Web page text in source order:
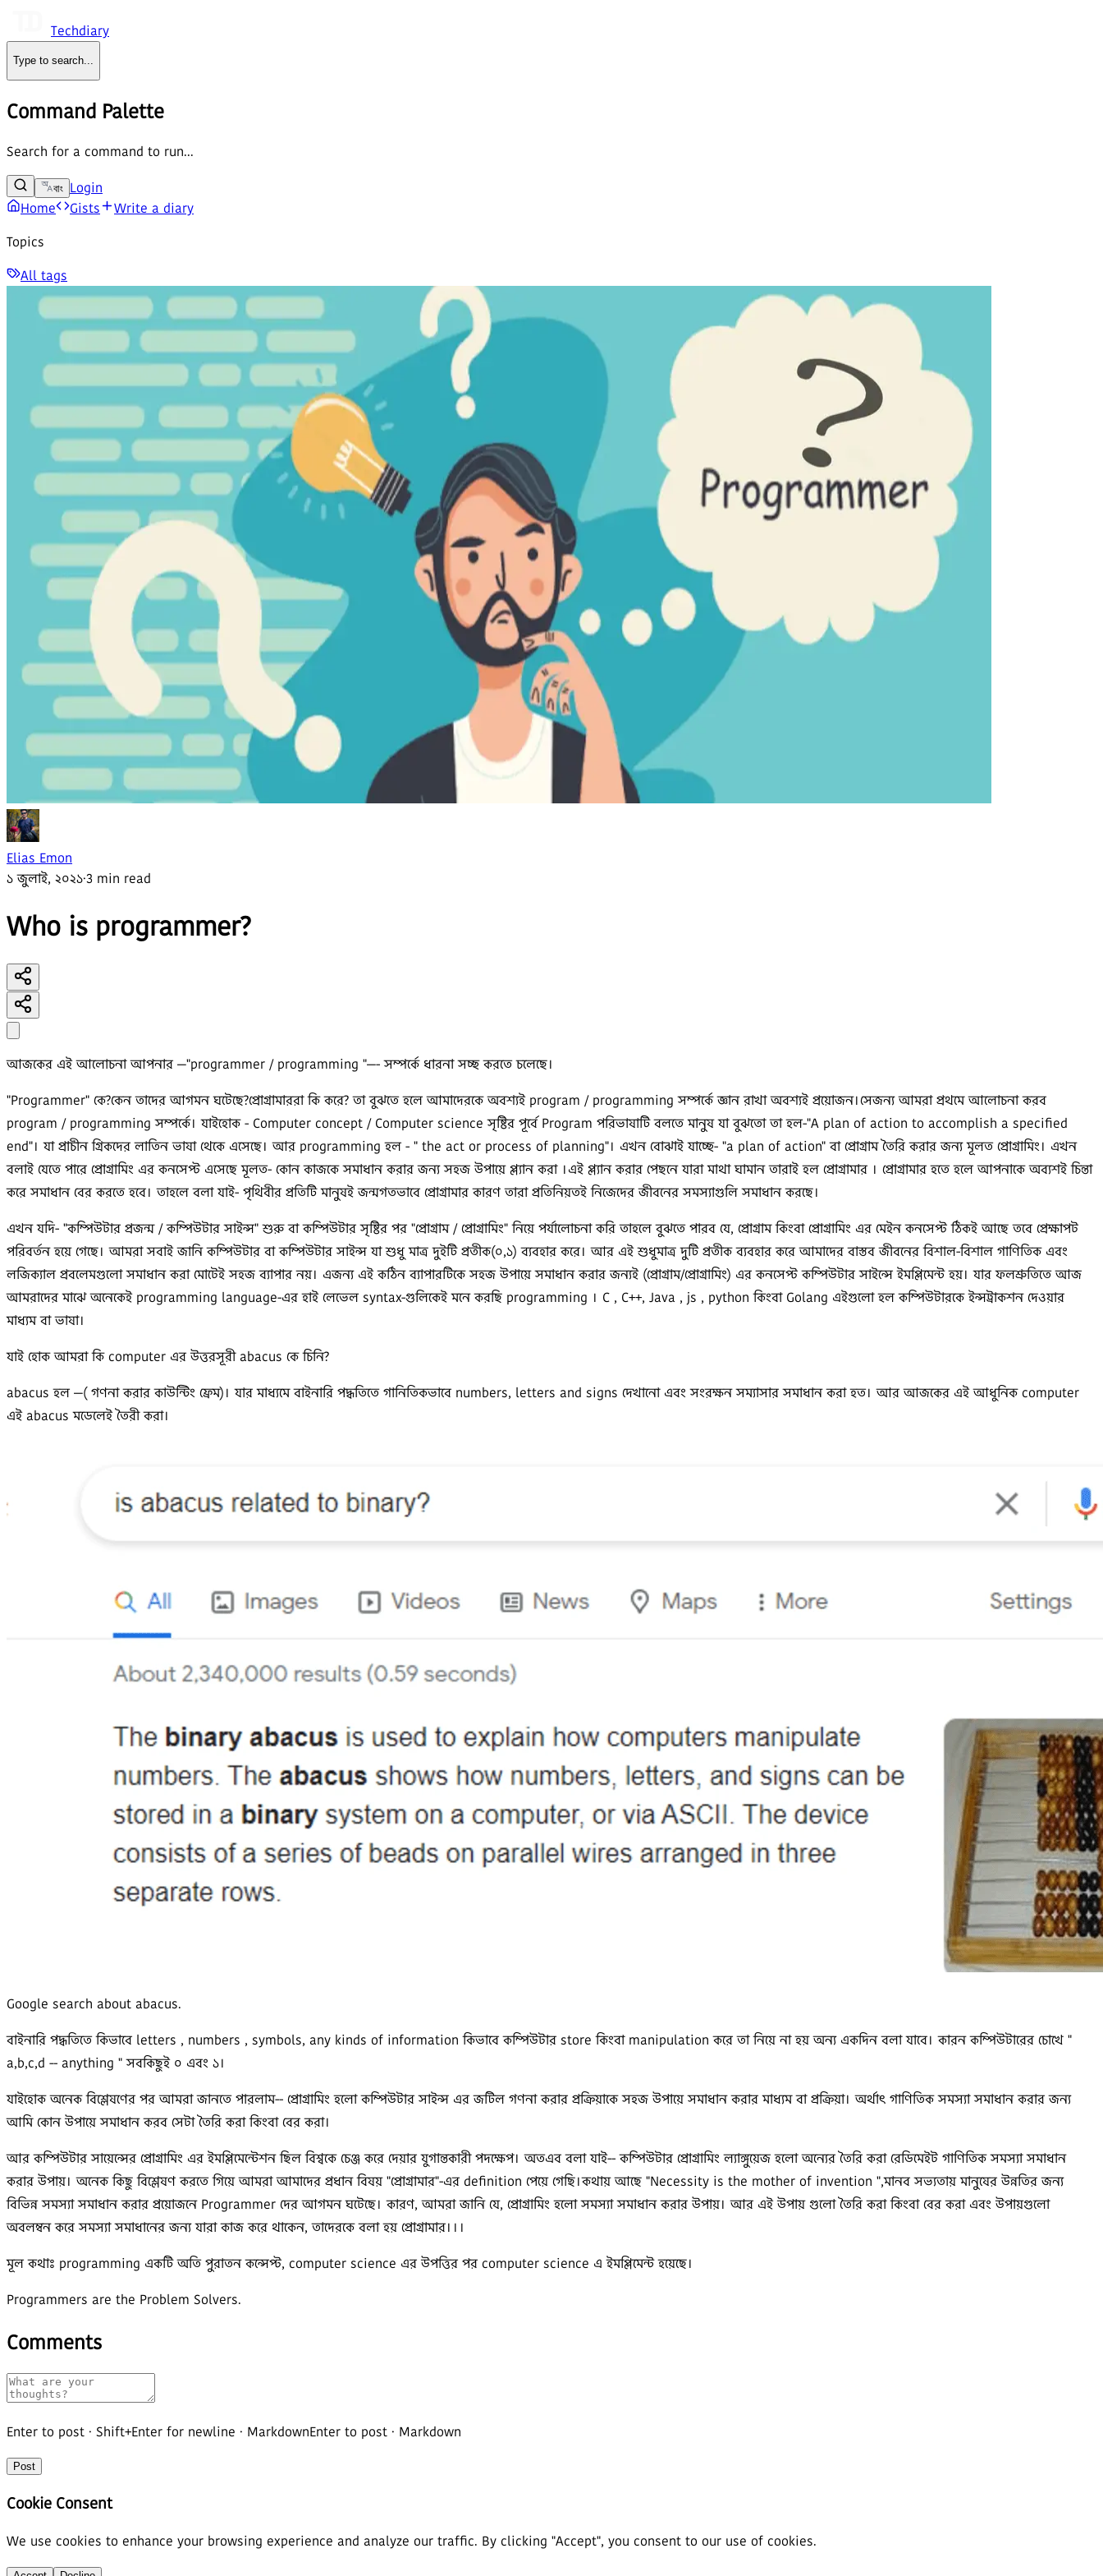
Techdiary
Type to search...
Command Palette
Search for a command to run...
বাং Login
Home
Gists
Write a diary
Topics
All tags
Elias Emon
১ জুলাই, ২০২১·3 min read
Who is programmer?
আজকের এই আলোচনা আপনার —"programmer / programming "—- সম্পর্কে ধারনা সচ্ছ করতে চলেছে।
"Programmer" কে?কেন তাদের আগমন ঘটেছে?প্রোগ্রামাররা কি করে? তা বুঝতে হলে আমাদেরকে অবশ্যই program / programming সম্পর্কে জ্ঞান রাখা অবশ্যই প্রয়োজন।সেজন্য আমরা প্রথমে আলোচনা করব
program / programming সম্পর্কে। যাইহোক - Computer concept / Computer science সৃষ্টির পূর্বে Program পরিভাষাটি বলতে মানুষ যা বুঝতো তা হল-"A plan of action to accomplish a specified
end"। যা প্রাচীন গ্রিকদের লাতিন ভাষা থেকে এসেছে। আর programming হল - " the act or process of planning"। এখন বোঝাই যাচ্ছে- "a plan of action" বা প্রোগ্রাম তৈরি করার জন্য মূলত প্রোগ্রামিং। এখন
বলাই যেতে পারে প্রোগ্রামিং এর কনসেপ্ট এসেছে মূলত- কোন কাজকে সমাধান করার জন্য সহজ উপায়ে প্ল্যান করা ।এই প্ল্যান করার পেছনে যারা মাথা ঘামান তারাই হল প্রোগ্রামার । প্রোগ্রামার হতে হলে আপনাকে অব্যশই চিন্তা
করে সমাধান বের করতে হবে। তাহলে বলা যাই- পৃথিবীর প্রতিটি মানুষই জন্মগতভাবে প্রোগ্রামার কারণ তারা প্রতিনিয়তই নিজেদের জীবনের সমস্যাগুলি সমাধান করছে।
এখন যদি- "কম্পিউটার প্রজন্ম / কম্পিউটার সাইন্স" শুরু বা কম্পিউটার সৃষ্টির পর "প্রোগ্রাম / প্রোগ্রামিং" নিয়ে পর্যালোচনা করি তাহলে বুঝতে পারব যে, প্রোগ্রাম কিংবা প্রোগ্রামিং এর মেইন কনসেপ্ট ঠিকই আছে তবে প্রেক্ষাপট
পরিবর্তন হয়ে গেছে। আমরা সবাই জানি কম্পিউটার বা কম্পিউটার সাইন্স যা শুধু মাত্র দুইটি প্রতীক(০,১) ব্যবহার করে। আর এই শুধুমাত্র দুটি প্রতীক ব্যবহার করে আমাদের বাস্তব জীবনের বিশাল-বিশাল গাণিতিক এবং
লজিক্যাল প্রবলেমগুলো সমাধান করা মোটেই সহজ ব্যাপার নয়। এজন্য এই কঠিন ব্যাপারটিকে সহজ উপায়ে সমাধান করার জন্যই (প্রোগ্রাম/প্রোগ্রামিং) এর কনসেপ্ট কম্পিউটার সাইন্সে ইমপ্লিমেন্ট হয়। যার ফলশ্রুতিতে আজ
আমরাদের মাঝে অনেকেই programming language-এর হাই লেভেল syntax-গুলিকেই মনে করছি programming । C , C++, Java , js , python কিংবা Golang এইগুলো হল কম্পিউটারকে ইন্সট্রাকশন দেওয়ার
মাধ্যম বা ভাষা।
যাই হোক আমরা কি computer এর উত্তরসূরী abacus কে চিনি?
abacus হল —( গণনা করার কাউন্টিং ফ্রেম)। যার মাধ্যমে বাইনারি পদ্ধতিতে গানিতিকভাবে numbers, letters and signs দেখানো এবং সংরক্ষন সম্যাসার সমাধান করা হত। আর আজকের এই আধুনিক computer
এই abacus মডেলেই তৈরী করা।
Google search about abacus.
বাইনারি পদ্ধতিতে কিভাবে letters , numbers , symbols, any kinds of information কিভাবে কম্পিউটার store কিংবা manipulation করে তা নিয়ে না হয় অন্য একদিন বলা যাবে। কারন কম্পিউটারের চোখে "
a,b,c,d -- anything " সবকিছুই ০ এবং ১।
যাইহোক অনেক বিশ্লেষণের পর আমরা জানতে পারলাম-- প্রোগ্রামিং হলো কম্পিউটার সাইন্স এর জটিল গণনা করার প্রক্রিয়াকে সহজ উপায়ে সমাধান করার মাধ্যম বা প্রক্রিয়া। অর্থাৎ গাণিতিক সমস্যা সমাধান করার জন্য
আমি কোন উপায়ে সমাধান করব সেটা তৈরি করা কিংবা বের করা।
আর কম্পিউটার সায়েন্সের প্রোগ্রামিং এর ইমপ্লিমেন্টেশন ছিল বিশ্বকে চেঞ্জ করে দেয়ার যুগান্তকারী পদক্ষেপ। অতএব বলা যাই-- কম্পিউটার প্রোগ্রামিং ল্যাঙ্গুয়েজ হলো অন্যের তৈরি করা রেডিমেইট গাণিতিক সমস্যা সমাধান
করার উপায়। অনেক কিছু বিশ্লেষণ করতে গিয়ে আমরা আমাদের প্রধান বিষয় "প্রোগ্রামার"-এর definition পেয়ে গেছি।কথায় আছে "Necessity is the mother of invention ",মানব সভ্যতায় মানুষের উন্নতির জন্য
বিভিন্ন সমস্যা সমাধান করার প্রয়োজনে Programmer দের আগমন ঘটেছে। কারণ, আমরা জানি যে, প্রোগ্রামিং হলো সমস্যা সমাধান করার উপায়। আর এই উপায় গুলো তৈরি করা কিংবা বের করা এবং উপায়গুলো
অবলম্বন করে সমস্যা সমাধানের জন্য যারা কাজ করে থাকেন, তাদেরকে বলা হয় প্রোগ্রামার।।।
মূল কথাঃ programming একটি অতি পুরাতন কন্সেপ্ট, computer science এর উপত্তির পর computer science এ ইমপ্লিমেন্ট হয়েছে।
Programmers are the Problem Solvers.
Comments
Enter to post · Shift+Enter for newline · MarkdownEnter to post · Markdown
Post
Cookie Consent
We use cookies to enhance your browsing experience and analyze our traffic. By clicking "Accept", you consent to our use of cookies.